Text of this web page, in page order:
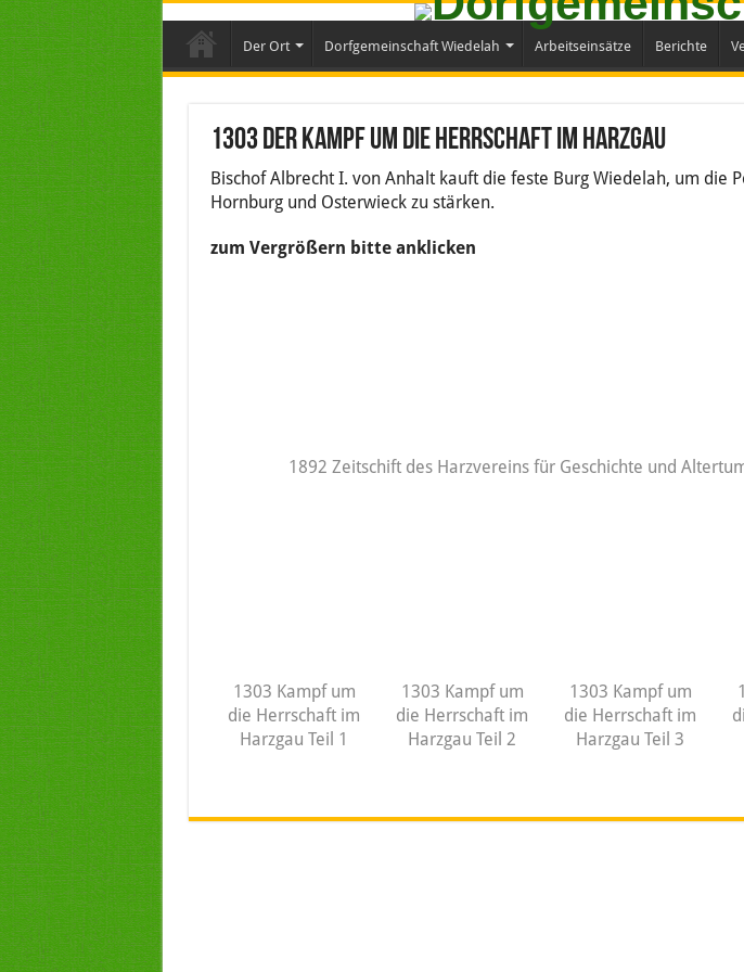
Der Ort Dorfgemeinschaft Wiedelah Arbeitseinsätze Berichte
1303 Der Kampf um die Herrschaft im Harzgau
Bischof Albrecht I. von Anhalt kauft die feste Burg Wiedelah, um die
Hornburg und Osterwieck zu stärken.
zum Vergrößern bitte anklicken
1892 Zeitschift des Harzvereins für Geschichte und
1303 Kampf um
die Herrschaft im
Harzgau Teil 1
1303 Kampf um
die Herrschaft im
Harzgau Teil 2
1303 Kampf um
die Herrschaft im
Harzgau Teil 3